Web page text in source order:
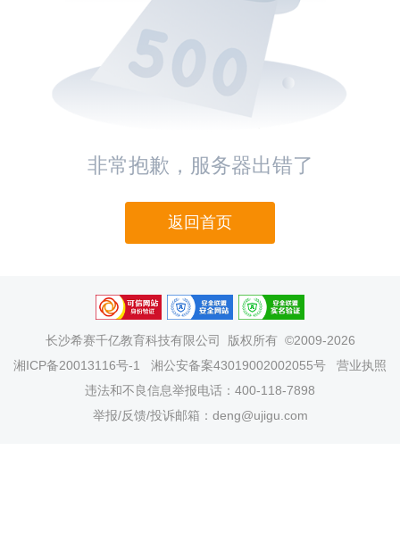
非常抱歉，服务器出错了
返回首页
长沙希赛千亿教育科技有限公司
版权所有 ©2009-2026
湘ICP备20013116号-1
湘公安备案43019002002055号
营业执照
违法和不良信息举报电话：400-118-7898
举报/反馈/投诉邮箱：deng@ujigu.com